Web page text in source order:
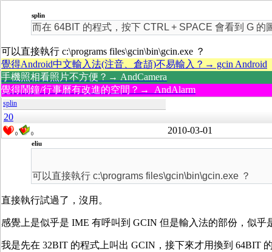
splin
而在 64BIT 的程式，按下 CTRL + SPACE 會看到 G
可以直接執行 c:\programs files\gcin\bin\gcin.exe ？
覺得Android中文輸入法(注音、倉頡)不易輸入？→ gcin Android
手機照相看照片不方便？→ AndCamera
覺得鬧鐘/行事曆有改進的空間？→ AndAlarm
splin
20
0 0 2010-03-01
eliu
可以直接執行 c:\programs files\gcin\bin\gcin.exe ？
直接執行試過了，沒用。
感覺上是似乎是 IME 有呼叫到 GCIN 但是輸入法的部份，似乎
我是先在 32BIT 的程式上叫出 GCIN，接下來才用換到 64BIT